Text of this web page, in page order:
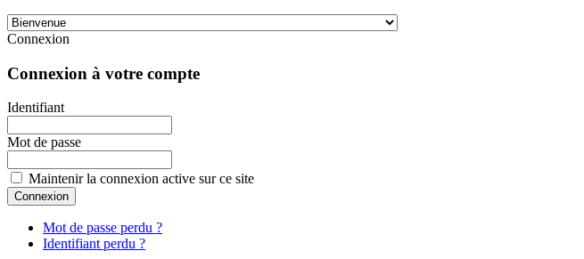
Connexion
Connexion à votre compte
Identifiant
Mot de passe
Maintenir la connexion active sur ce site
Mot de passe perdu ?
Identifiant perdu ?